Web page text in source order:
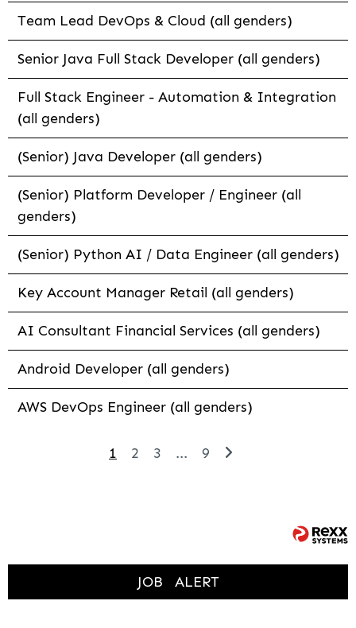
Team Lead DevOps & Cloud (all genders)
Senior Java Full Stack Developer (all genders)
Full Stack Engineer - Automation & Integration
(all genders)
(Senior) Java Developer (all genders)
(Senior) Platform Developer / Engineer (all
genders)
(Senior) Python AI / Data Engineer (all genders)
Key Account Manager Retail (all genders)
AI Consultant Financial Services (all genders)
Android Developer (all genders)
AWS DevOps Engineer (all genders)
1 2 3 ... 9
JOB ALERT